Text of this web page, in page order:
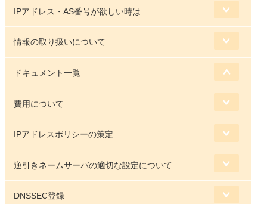
IPアドレス・AS番号が欲しい時は
情報の取り扱いについて
ドキュメント一覧
費用について
IPアドレスポリシーの策定
逆引きネームサーバの適切な設定について
DNSSEC登録